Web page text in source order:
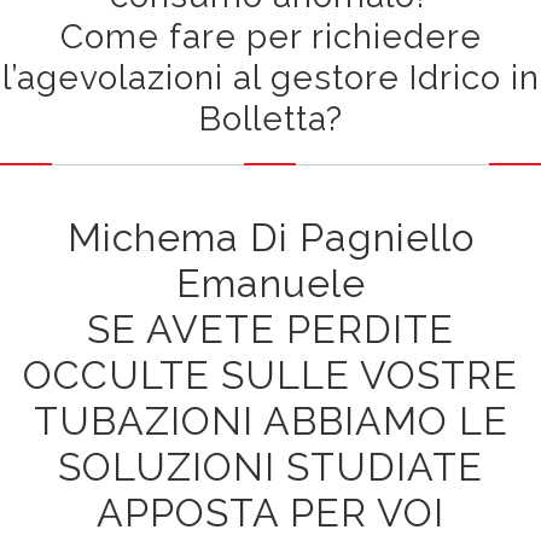
Come fare per richiedere
l’agevolazioni al gestore Idrico in
Bolletta?
Michema Di Pagniello
Emanuele
SE AVETE PERDITE
OCCULTE SULLE VOSTRE
TUBAZIONI ABBIAMO LE
SOLUZIONI STUDIATE
APPOSTA PER VOI